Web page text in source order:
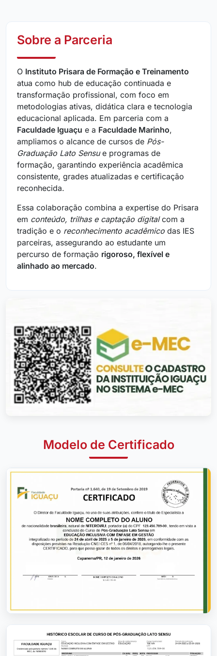
Sobre a Parceria
O Instituto Prisara de Formação e Treinamento
atua como hub de educação continuada e
transformação profissional, com foco em
metodologias ativas, didática clara e tecnologia
educacional aplicada. Em parceria com a
Faculdade Iguaçu e a Faculdade Marinho,
ampliamos o alcance de cursos de Pós-
Graduação Lato Sensue programas de
formação, garantindo experiência acadêmica
consistente, grades atualizadas e certificação
reconhecida.
Essa colaboração combina a expertise do Prisara
em conteúdo, trilhas e captação digitalcom a
tradição e o reconhecimento acadêmico das IES
parceiras, assegurando ao estudante um
percurso de formação rigoroso, flexível e
alinhado ao mercado.
Modelo de Certificado